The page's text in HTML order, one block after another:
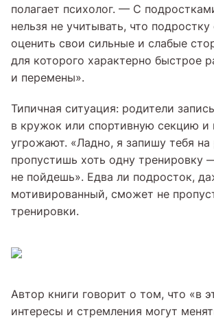
полагает психолог. — С
нельзя не учитывать, что
оценить свои сильные и слабые
для которого характерно быстрое
и перемены».
Типичная ситуация: родители
в кружок или спортивную секцию и
угрожают. «Ладно, я запишу тебя на
пропустишь хоть одну тренировку
не пойдешь». Едва ли подросток,
мотивированный, сможет не
тренировки.
Автор книги говорит о том, что «в
интересы и стремления могут